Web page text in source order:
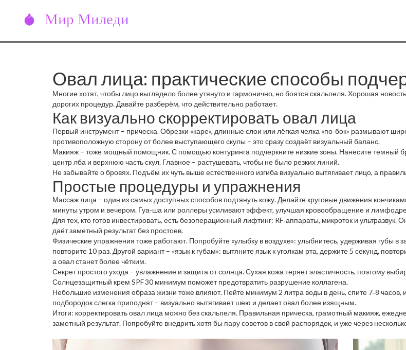
Овал лица: практические способы
Многие хотят, чтобы лицо выглядело более утянуто и гармонично, но боятся скальпеля. Хорошая
дорогих процедур. Давайте разберём, что действительно работает.
Как визуально скорректировать овал лица
Первый инструмент – прическа. Обрезки «каре», длинные слои или лёгкая челка «по‑бок» размывают
противоположную сторону от более выступающего скулы – это сразу создаёт визуальный баланс.
Макияж – тоже мощный помощник. С помощью контуринга подчеркните низкие зоны. Нанесите темный
центр лба и верхнюю часть скул. Главное – растушевать, чтобы не было резких линий.
Не забывайте о бровях. Подъём их чуть выше естественного изгиба визуально вытягивает лицо, а
Простые процедуры и упражнения
Массаж лица – один из самых доступных способов подтянуть кожу. Делайте круговые движения
минуты утром и вечером. Гуа‑ша или роллеры усиливают эффект, улучшая кровообращение и
Для тех, кто готов инвестировать, есть безоперационный лифтинг: RF‑аппараты, микроток и ультразвук.
даёт заметный результат без простоев.
Физические упражнения тоже работают. Попробуйте «улыбку в воздухе»: улыбнитесь, удерживая губы
повторите 10 раз. Другой вариант – «язык к губам»: вытяните язык к уголкам рта, держите 5 секунд,
а овал станет более чётким.
Секрет простого ухода – увлажнение и защита от солнца. Сухая кожа теряет эластичность, поэтому
Солнцезащитный крем SPF 30 минимум поможет предотвратить разрушение коллагена.
Небольшие изменения образа жизни тоже влияют. Пейте минимум 2 литра воды в день, спите 7‑8 часов,
подбородок слегка приподнят – визуально вытягивает шею и делает овал более изящным.
Итоги: корректировать овал лица можно без скальпеля. Правильная прическа, грамотный макияж,
заметный результат. Попробуйте внедрить хотя бы пару советов в свой распорядок, и уже через